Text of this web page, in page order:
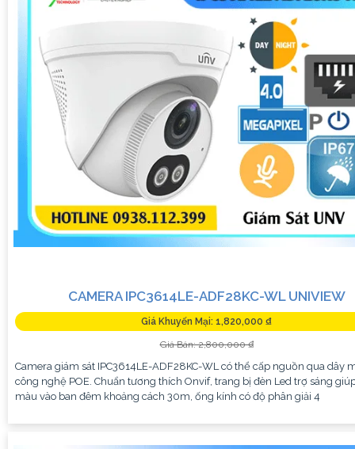
CAMERA IPC3614LE-ADF28KC-WL UNIVIEW
Giá Khuyến Mại: 1,820,000 ₫
Giá Bán: 2,800,000 ₫
Camera giám sát IPC3614LE-ADF28KC-WL có thể cấp nguồn qua dây
công nghệ POE. Chuẩn tương thích Onvif, trang bị đèn Led trợ sáng
màu vào ban đêm khoảng cách 30m, ống kính có độ phân giải 4